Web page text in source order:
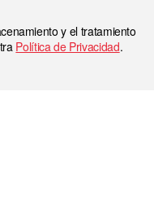
y el tratamiento
Política de Privacidad.